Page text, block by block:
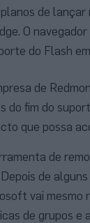
de
O
do Flash
de
do fim do
que possa
de
de
vai mesmo
de grupos e